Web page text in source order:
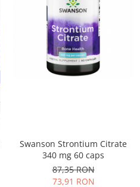
Swanson Strontium Citrate
340 mg 60 caps
87,35 RON
73,91 RON